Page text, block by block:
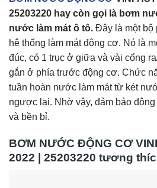
25203220 hay còn gọi là bơm
nước làm mát ô tô. Đây là một bộ
hệ thống làm mát động cơ. Nó là
đúc, có 1 trục ở giữa và vài cổng
gắn ở phía trước động cơ. Chức
tuần hoàn nước làm mát từ két
ngược lại. Nhờ vậy, đảm bảo
và bền bỉ.
BƠM NƯỚC ĐỘNG CƠ
2022 | 25203220 tương